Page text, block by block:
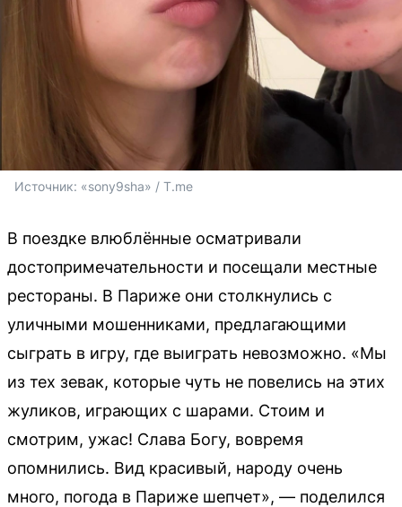
Источник: «sony9sha» / T.me
В поездке влюблённые осматривали
достопримечательности и посещали местные
рестораны. В Париже они столкнулись с
уличными мошенниками, предлагающими
сыграть в игру, где выиграть невозможно. «Мы
из тех зевак, которые чуть не повелись на этих
жуликов, играющих с шарами. Стоим и
смотрим, ужас! Слава Богу, вовремя
опомнились. Вид красивый, народу очень
много, погода в Париже шепчет», — поделился